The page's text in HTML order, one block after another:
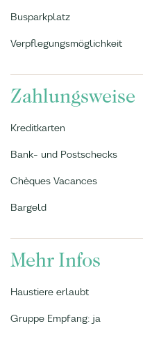
Busparkplatz
Verpflegungsmöglichkeit
Zahlungsweise
Kreditkarten
Bank- und Postschecks
Chèques Vacances
Bargeld
Mehr Infos
Haustiere erlaubt
Gruppe Empfang: ja